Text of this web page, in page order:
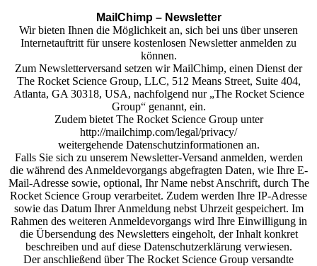
MailChimp – Newsletter
Wir bieten Ihnen die Möglichkeit an, sich bei uns über unseren
Internetauftritt für unsere kostenlosen Newsletter anmelden zu
können.
Zum Newsletterversand setzen wir MailChimp, einen Dienst der
The Rocket Science Group, LLC, 512 Means Street, Suite 404,
Atlanta, GA 30318, USA, nachfolgend nur „The Rocket Science
Group“ genannt, ein.
Zudem bietet The Rocket Science Group unter
http://mailchimp.com/legal/privacy/
weitergehende Datenschutzinformationen an.
Falls Sie sich zu unserem Newsletter-Versand anmelden, werden
die während des Anmeldevorgangs abgefragten Daten, wie Ihre E-
Mail-Adresse sowie, optional, Ihr Name nebst Anschrift, durch The
Rocket Science Group verarbeitet. Zudem werden Ihre IP-Adresse
sowie das Datum Ihrer Anmeldung nebst Uhrzeit gespeichert. Im
Rahmen des weiteren Anmeldevorgangs wird Ihre Einwilligung in
die Übersendung des Newsletters eingeholt, der Inhalt konkret
beschreiben und auf diese Datenschutzerklärung verwiesen.
Der anschließend über The Rocket Science Group versandte